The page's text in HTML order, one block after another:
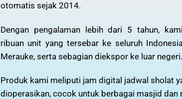
otomatis sejak 2014.
Dengan pengalaman lebih dari 5 tahun,
ribuan unit yang tersebar ke seluruh
Merauke, serta sebagian diekspor ke luar negeri.
Produk kami meliputi jam digital jadwal sholat
dioperasikan, cocok untuk berbagai masjid dan